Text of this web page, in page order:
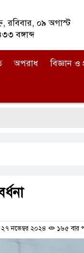
রবিবার, ০৯ অগাস্ট
বঙ্গাব্দ
অপরাধ বিজ্ঞান ও
২৭ নভেম্বর ২০২৪ ১৬৫ বার